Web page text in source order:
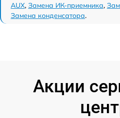
AUX, Замена ИК-приемника,
Замена конденсатора.
Акции